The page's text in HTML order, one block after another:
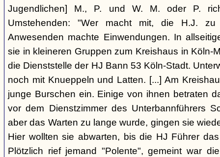
Jugendlichen] M., P. und W. M. oder P.
Umstehenden: "Wer macht mit, die H.J. zu
Anwesenden machte Einwendungen. In
sie in kleineren Gruppen zum Kreishaus in Köln-
die Dienststelle der HJ Bann 53 Köln-Stadt.
noch mit Knueppeln und Latten. [...] Am
junge Burschen ein. Einige von ihnen betraten
vor dem Dienstzimmer des Unterbannführers
aber das Warten zu lange wurde, gingen sie
Hier wollten sie abwarten, bis die HJ Führer
Plötzlich rief jemand "Polente", gemeint war